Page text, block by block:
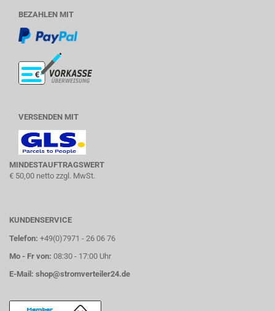
BEZAHLEN MIT
VERSENDEN MIT
MINDESTAUFTRAGSWERT
€ 50,00 netto zzgl. MwSt.
KUNDENSERVICE
Telefon: +49(0)7971 - 26 06 76
Mo - Fr von: 08:30 - 17:00 Uhr
E-Mail: shop@stromverteiler24.de